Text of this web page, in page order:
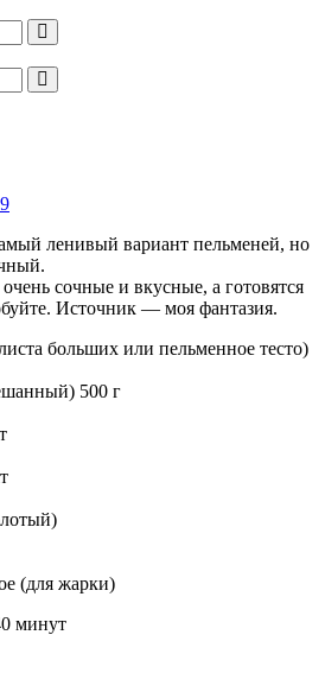
ленивый вариант пельменей, но
сочные и вкусные, а готовятся
Источник — моя фантазия.
больших или пельменное тесто)
500 г
(для жарки)
минут